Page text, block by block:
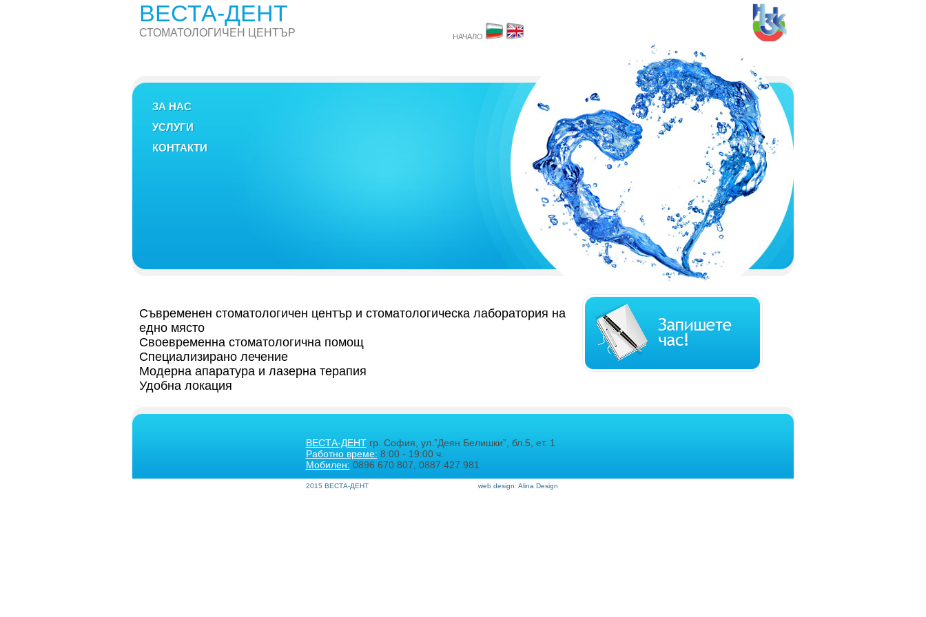
ВЕСТА-ДЕНТ
СТОМАТОЛОГИЧЕН ЦЕНТЪР НАЧАЛО
ЗА НАС
УСЛУГИ
КОНТАКТИ
Съвременен стоматологичен център и стоматологическа лаборатория на
едно място
Своевременна стоматологична помощ
Специализирано лечение
Модерна апаратура и лазерна терапия
Удобна локация
ВЕСТА-ДЕНТгр. София, ул.”Деян Белишки”, бл.5, ет. 1
Работно време: 8:00 - 19:00 ч.
Мобилен: 0896 670 807, 0887 427 981
2015 ВЕСТА-ДЕНТ web design: Alina Design